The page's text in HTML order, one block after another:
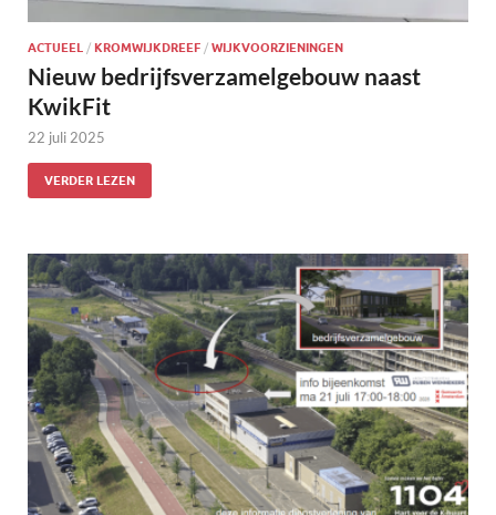
ACTUEEL / KROMWIJKDREEF / WIJKVOORZIENINGEN
Nieuw bedrijfsverzamelgebouw naast
KwikFit
22 juli 2025
VERDER LEZEN